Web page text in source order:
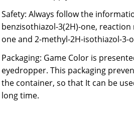
Safety: Always follow the
benzisothiazol-3(2H)-one,
one and 2-methyl-2H-isothiazol-3-
Packaging: Game Color is
eyedropper. This packaging
the container, so that It can be
long time.